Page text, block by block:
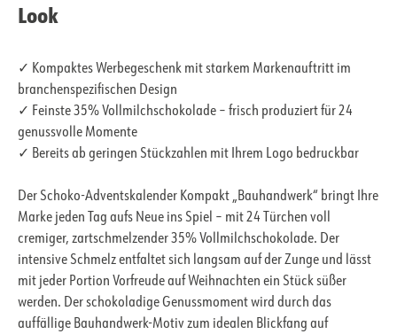
Look
✓ Kompaktes Werbegeschenk mit starkem Markenauftritt im
branchenspezifischen Design
✓ Feinste 35% Vollmilchschokolade – frisch produziert für 24
genussvolle Momente
✓ Bereits ab geringen Stückzahlen mit Ihrem Logo bedruckbar
Der Schoko-Adventskalender Kompakt „Bauhandwerk“ bringt Ihre
Marke jeden Tag aufs Neue ins Spiel – mit 24 Türchen voll
cremiger, zartschmelzender 35% Vollmilchschokolade. Der
intensive Schmelz entfaltet sich langsam auf der Zunge und lässt
mit jeder Portion Vorfreude auf Weihnachten ein Stück süßer
werden. Der schokoladige Genussmoment wird durch das
auffällige Bauhandwerk-Motiv zum idealen Blickfang auf